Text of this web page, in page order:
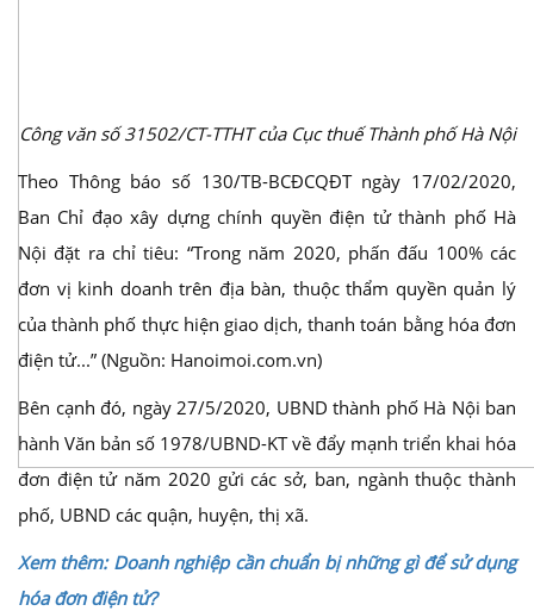
Công văn số 31502/CT-TTHT của Cục thuế Thành phố Hà Nội
Theo Thông báo số 130/TB-BCĐCQĐT ngày 17/02/2020,
Ban Chỉ đạo xây dựng chính quyền điện tử thành phố Hà
Nội đặt ra chỉ tiêu: “Trong năm 2020, phấn đấu 100% các
đơn vị kinh doanh trên địa bàn, thuộc thẩm quyền quản lý
của thành phố thực hiện giao dịch, thanh toán bằng hóa đơn
điện tử...” (Nguồn: Hanoimoi.com.vn)
Bên cạnh đó, ngày 27/5/2020, UBND thành phố Hà Nội ban
hành Văn bản số 1978/UBND-KT về đẩy mạnh triển khai hóa
đơn điện tử năm 2020 gửi các sở, ban, ngành thuộc thành
phố, UBND các quận, huyện, thị xã.
Xem thêm: Doanh nghiệp cần chuẩn bị những gì để sử dụng
hóa đơn điện tử?